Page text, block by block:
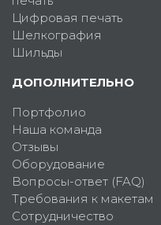
Цифровая печать
Шелкография
Шильды
ДОПОЛНИТЕЛЬНО
Портфолио
Наша команда
Отзывы
Оборудование
Вопросы-ответ (FAQ)
Требования к макетам
Сотрудничество